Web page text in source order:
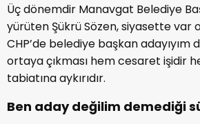
Üç dönemdir Manavgat Belediye
yürüten Şükrü Sözen, siyasette var
CHP’de belediye başkan adayıyım
ortaya çıkması hem cesaret işidir
tabiatına aykırıdır.
Ben aday değilim demediği